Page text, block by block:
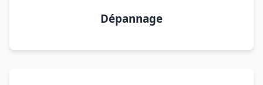
Dépannage